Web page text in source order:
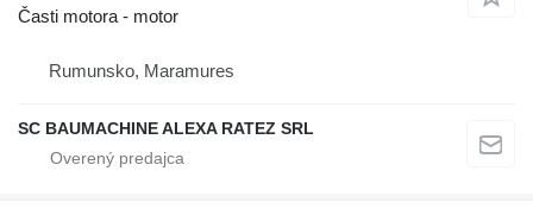
Časti motora - motor
Rumunsko, Maramures
SC BAUMACHINE ALEXA RATEZ SRL